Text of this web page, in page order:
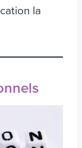
la